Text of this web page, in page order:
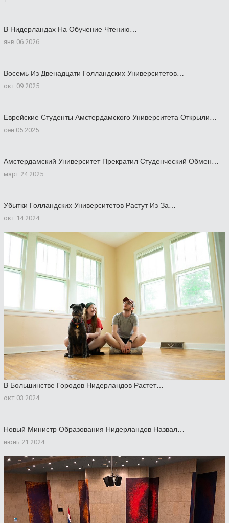
В Нидерландах На Обучение Чтению…
янв 06 2026
Восемь Из Двенадцати Голландских Университетов…
окт 09 2025
Еврейские Студенты Амстердамского Университета Открыли…
сен 05 2025
Амстердамский Университет Прекратил Студенческий Обмен…
март 24 2025
Убытки Голландских Университетов Растут Из-За…
окт 14 2024
В Большинстве Городов Нидерландов Растет…
окт 03 2024
Новый Министр Образования Нидерландов Назвал…
июнь 21 2024